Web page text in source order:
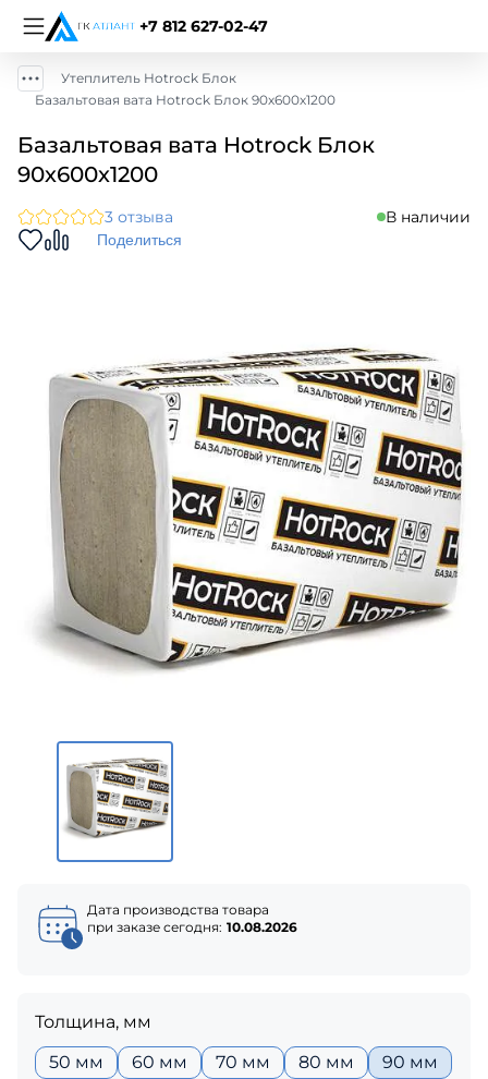
+7 812 627-02-47
Утеплитель Hotrock Блок
Базальтовая вата Hotrock Блок 90х600х1200
Базальтовая вата Hotrock Блок
90х600х1200
3 отзыва В наличии
Поделиться
Дата производства товара
при заказе сегодня: 10.08.2026
Толщина, мм
50 мм
60 мм 70 мм 80 мм
90 мм